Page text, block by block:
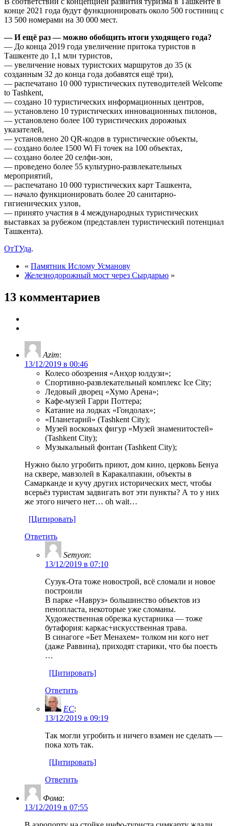
конце 2021 года будут функционировать около 500 гостиниц с
13 500 номерами на 30 000 мест.
— И ещё раз — можно обобщить итоги уходящего года?
— До конца 2019 года увеличение притока туристов в
Ташкенте до 1,1 млн туристов,
— увеличение новых туристских маршрутов до 35 (к
созданным 32 до конца года добавятся ещё три),
— распечатано 10 000 туристических путеводителей Welcome
to Tashkent,
— создано 10 туристических информационных центров,
— установлено 10 туристических инновационных пилонов,
— установлено более 100 туристических дорожных
указателей,
— установлено 20 QR-кодов в туристические объекты,
— создано более 1500 Wi Fi точек на 100 объектах,
— создано более 20 селфи-зон,
— проведено более 55 культурно-развлекательных
мероприятий,
— распечатано 10 000 туристических карт Ташкента,
— начало функционировать более 20 санитарно-
гигиенических узлов,
— принято участия в 4 международных туристических
выставках за рубежом (представлен туристический потенциал
Ташкента).
ОтТУда.
« Памятник Ислому Усманову
Железнодорожный мост через Сырдарью »
13 комментариев
Azim:
13/12/2019 в 00:46
Колесо обозрения «Анҳор юлдузи»;
Спортивно-развлекательный комплекс Ice City;
Ледовый дворец «Хумо Арена»;
Кафе-музей Гарри Поттера;
Катание на лодках «Гондолах»;
«Планетарий» (Tashkent City);
Музей восковых фигур «Музей знаменитостей»
(Tashkent City);
Музыкальный фонтан (Tashkent City);
Нужно было угробить приют, дом кино, церковь Бенуа
на сквере, мавзолей в Каракалпакии, объекты в
Самарканде и кучу других исторических мест, чтобы
всерьёз туристам задвигать вот эти пункты? А то у них
же этого ничего нет… oh wait…
[Цитировать]
Ответить
Semyon:
13/12/2019 в 07:10
Сузук-Ота тоже новострой, всё сломали и новое
построили
В парке «Навруз» большинство объектов из
пенопласта, некоторые уже сломаны.
Художественная обрезка кустарника — тоже
бутафория: каркас+искусственная трава.
В синагоге «Бет Mенахем» толком ни кого нет
(даже Раввина), приходят старики, что бы поесть
…
[Цитировать]
Ответить
EC:
13/12/2019 в 09:19
Так могли угробить и ничего взамен не сделать —
пока хоть так.
[Цитировать]
Ответить
Фома:
13/12/2019 в 07:55